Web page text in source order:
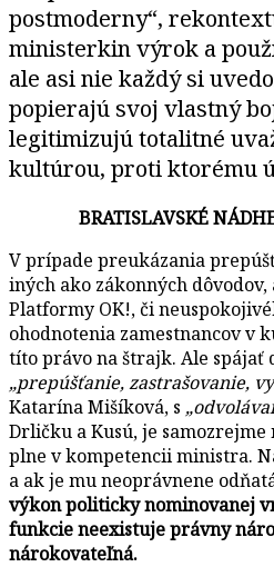
postmoderny“,
ministerkin výrok a
ale asi nie každý si
popierajú svoj vlastný
legitimizujú totalitné
kultúrou, proti ktorému
BRATISLAVSKÉ
V prípade preukázania
iných ako zákonných
Platformy OK!, či
ohodnotenia zamestnancov v
títo právo na štrajk. Ale spájať
„prepúšťanie, zastrašovanie,
Katarína Mišíková, s
Drličku a Kusú, je
plne v kompetencii ministra.
a ak je mu neoprávnene
výkon politicky nominovanej
funkcie neexistuje právny
nárokovateľná.